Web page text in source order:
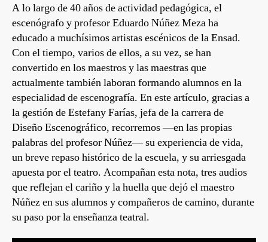
A lo largo de 40 años de actividad pedagógica, el
escenógrafo y profesor Eduardo Núñez Meza ha
educado a muchísimos artistas escénicos de la Ensad.
Con el tiempo, varios de ellos, a su vez, se han
convertido en los maestros y las maestras que
actualmente también laboran formando alumnos en la
especialidad de escenografía. En este artículo, gracias a
la gestión de Estefany Farías, jefa de la carrera de
Diseño Escenográfico, recorremos —en las propias
palabras del profesor Núñez— su experiencia de vida,
un breve repaso histórico de la escuela, y su arriesgada
apuesta por el teatro. Acompañan esta nota, tres audios
que reflejan el cariño y la huella que dejó el maestro
Núñez en sus alumnos y compañeros de camino, durante
su paso por la enseñanza teatral.